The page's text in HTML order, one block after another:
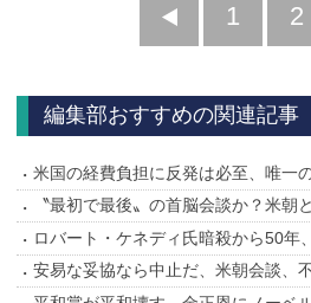
前
1 2
編集部おすすめの関連記事
米国の経費負担に反発は必至、唯一
〝最初で最後〟の首脳会談か？米朝
ロバート・ケネディ氏暗殺から50年
安易な妥協なら中止だ、米朝会談、